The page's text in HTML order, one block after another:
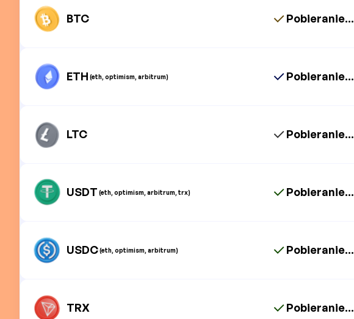
BTC Pobieranie...
ETH (eth, optimism, arbitrum) Pobieranie...
LTC Pobieranie...
USDT (eth, optimism, arbitrum, trx) Pobieranie...
USDC(eth, optimism, arbitrum) Pobieranie...
TRX Pobieranie...